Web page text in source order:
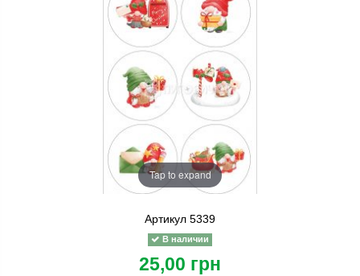
Tap to expand
Артикул 5339
В наличии
25,00 грн